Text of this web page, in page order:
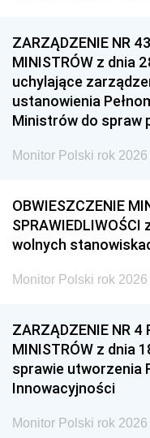
ZARZĄDZENIE NR
MINISTRÓW z dnia
uchylające
ustanowienia
Ministrów do spraw
Monitor Polski rok
OBWIESZCZENIE
wolnych
Monitor Polski rok
ZARZĄDZENIE NR 4
MINISTRÓW z dnia
sprawie utworzenia
Innowacyjności
Monitor Polski rok